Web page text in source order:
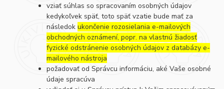
vziať súhlas so spracovaním osobných údajov
kedykoľvek späť, toto späť vzatie bude mať za
následokukončenie rozosielania e-mailových
obchodných oznámení, popr. na vlastnú žiadosť
fyzické odstránenie osobných údajov z databázy e-
mailového nástroja
požadovať od Správcu informáciu, aké Vaše osobné
údaje spracúva